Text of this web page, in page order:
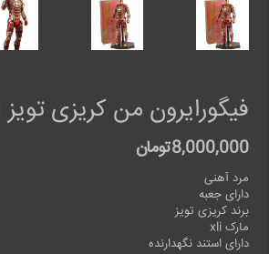
فیگورایرون من کریزی تویز XLI
8,000,000تومان
مرد آهنی
دارای جعبه
برند کریزی تویز
مارک xli
دارای استند نگهدارنده